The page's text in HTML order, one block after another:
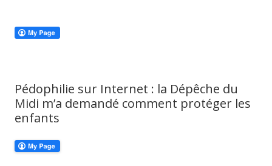
Pédophilie sur Internet : la Dépêche du
Midi m’a demandé comment protéger les
enfants